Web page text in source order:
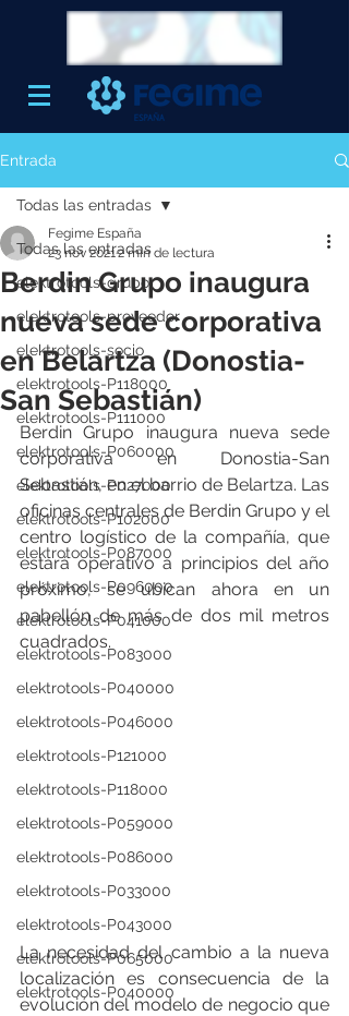
Entrada
Todas las entradas
elektrotools-grupo
elektrotools-proveedor
elektrotools-socio
elektrotools-P118000
elektrotools-P111000
elektrotools-P060000
elektrotools-P027000
elektrotools-P102000
elektrotools-P087000
elektrotools-P096000
elektrotools-P041000
elektrotools-P083000
elektrotools-P040000
elektrotools-P046000
elektrotools-P121000
elektrotools-P118000
elektrotools-P059000
elektrotools-P086000
elektrotools-P033000
elektrotools-P043000
elektrotools-P065000
elektrotools-P040000
Todas las entradas
Berdin Grupo inaugura
nueva sede corporativa
en Belartza (Donostia-
San Sebastián)
Fegime España
23 nov 20212 min de lectura
Berdin Grupo inaugura nueva sede
corporativa en Donostia-San
Sebastián, en el barrio de Belartza. Las
oficinas centrales de Berdin Grupo y el
centro logístico de la compañía, que
estará operativo a principios del año
próximo, se ubican ahora en un
pabellón de más de dos mil metros
cuadrados.
La necesidad del cambio a la nueva
localización es consecuencia de la
evolución del modelo de negocio que